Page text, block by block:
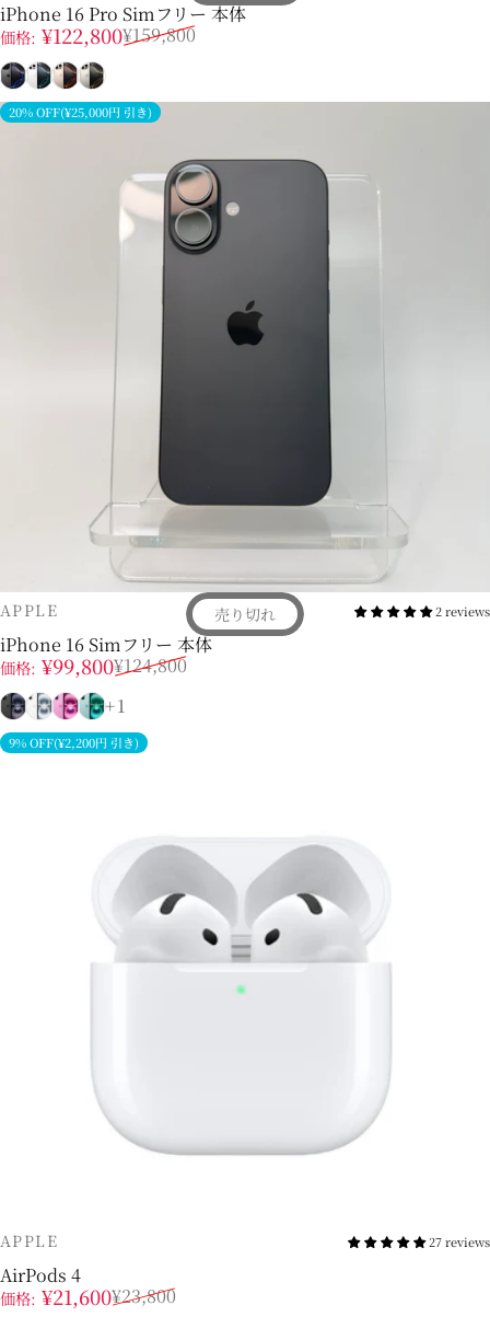
iPhone 16 Pro Simフリー 本体
販売価格
価格: ¥122,800
通常価格 ¥159,800
ブラック
ホワイト
デザート
ナチュラル
20% OFF(¥25,000円 引き)
売り切れ
販売業者
APPLE 2 reviews
iPhone 16 Simフリー 本体
販売価格
価格: ¥99,800
通常価格 ¥124,800
ブラック
ホワイト
ピンク
ティール
+1
9% OFF(¥2,200円 引き)
販売業者
APPLE 27 reviews
AirPods 4
販売価格
価格: ¥21,600
通常価格 ¥23,800